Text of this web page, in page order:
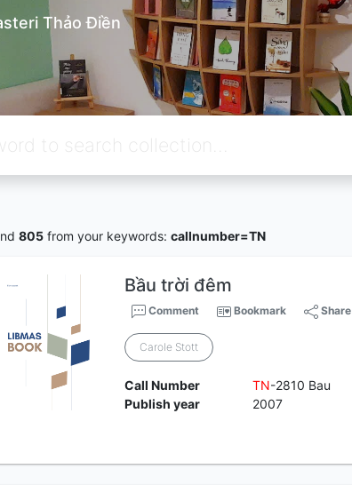
Thảo Điền
805 from your keywords: callnumber=TN
Bầu trời đêm
Comment Bookmark Share
Carole Stott
Call Number TN-2810 Bau
Publish year
2007